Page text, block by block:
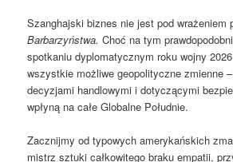
Szanghajski biznes nie jest pod
Barbarzyństwa. Choć na tym
spotkaniu dyplomatycznym roku wojny
wszystkie możliwe geopolityczne zmienne
decyzjami handlowymi i dotyczącymi
wpłyną na całe Globalne Południe.
Zacznijmy od typowych amerykańskich
mistrz sztuki całkowitego braku empatii,